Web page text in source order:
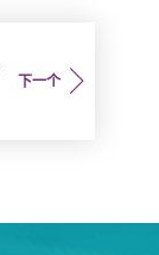
下一个